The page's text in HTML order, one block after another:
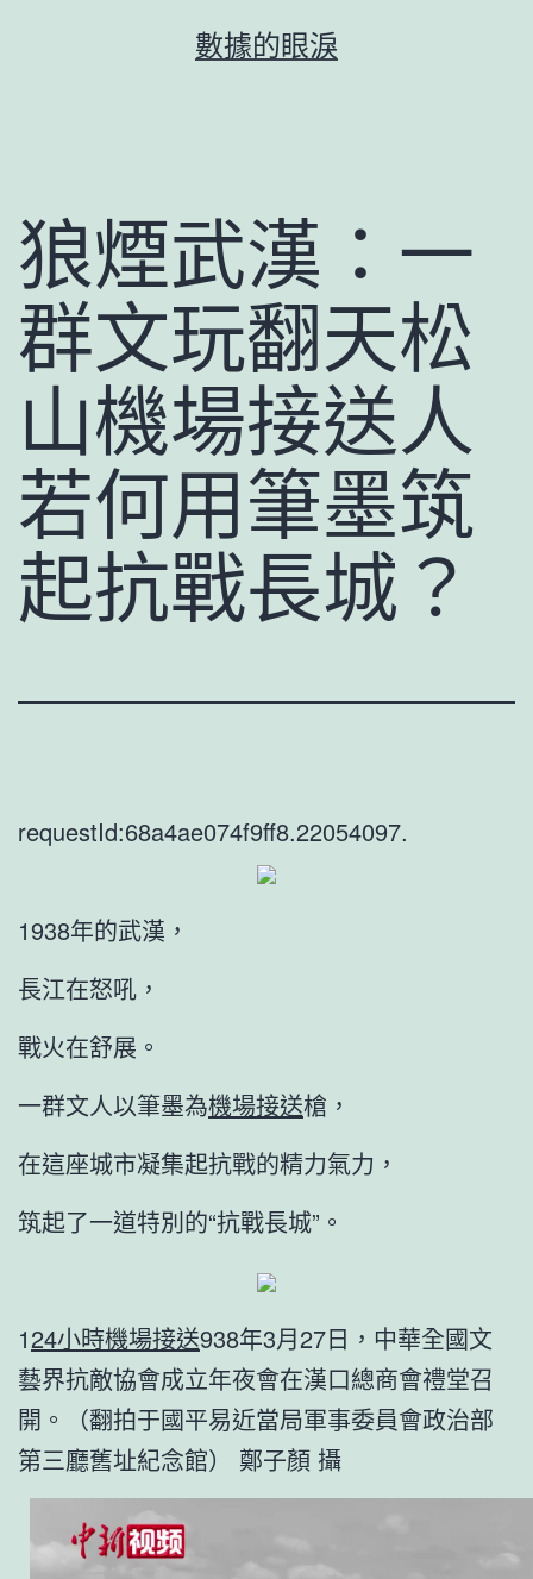
容
數據的眼淚
狼煙武漢：一
群文玩翻天松
山機場接送人
若何用筆墨筑
起抗戰長城？
requestId:68a4ae074f9ff8.22054097.
1938年的武漢，
長江在怒吼，
戰火在舒展。
一群文人以筆墨為機場接送槍，
在這座城市凝集起抗戰的精力氣力，
筑起了一道特別的“抗戰長城”。
124小時機場接送938年3月27日，中華全國文
藝界抗敵協會成立年夜會在漢口總商會禮堂召
開。（翻拍于國平易近當局軍事委員會政治部
第三廳舊址紀念館） 鄭子顏 攝